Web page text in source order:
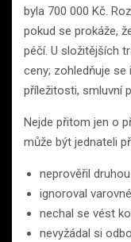
byla 700 000 Kč.
pokud se prokáže,
péčí. U složitějších
ceny; zohledňuje
příležitosti, smluvní
Nejde přitom jen o
může být jednateli
neprověřil
ignoroval
nechal se vést
nevyžádal si